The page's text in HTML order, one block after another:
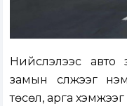
Нийслэлээс авто
замын сүлжээг
төсөл, арга хэмжээг